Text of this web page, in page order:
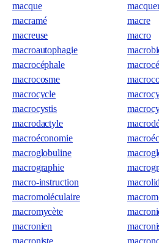
macque
macramé
macre
macreuse
macro
macroautophagie
macrocéphale
macrocosme
macrocycle
macrocystis
macrodactyle
macroéconomie
macroglobuline
macrographie
macro-instruction
macromoléculaire
macromycète
macronien
macroniste